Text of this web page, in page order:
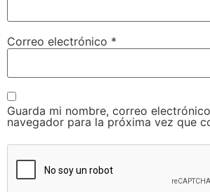
Correo electrónico *
Guarda mi nombre, correo
navegador para la próxima vez que